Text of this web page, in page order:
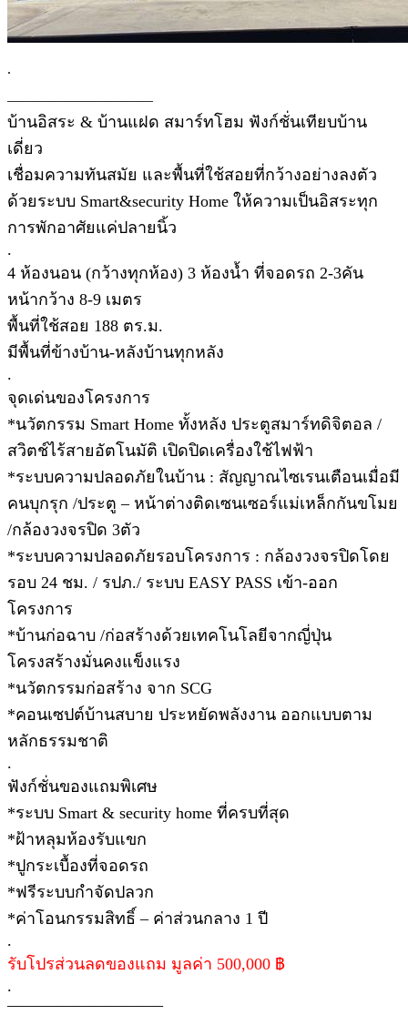
.
——————————
บ้านอิสระ & บ้านแฝด สมาร์ทโฮม ฟังก์ชั่นเทียบบ้าน
เดี่ยว
เชื่อมความทันสมัย และพื้นที่ใช้สอยที่กว้างอย่างลงตัว
ด้วยระบบ Smart&security Home ให้ความเป็นอิสระทุก
การพักอาศัยแค่ปลายนิ้ว
.
4 ห้องนอน (กว้างทุกห้อง) 3 ห้องน้ำ ที่จอดรถ 2-3คัน
หน้ากว้าง 8-9 เมตร
พื้นที่ใช้สอย 188 ตร.ม.
มีพื้นที่ข้างบ้าน-หลังบ้านทุกหลัง
.
จุดเด่นของโครงการ
*นวัตกรรม Smart Home ทั้งหลัง ประตูสมาร์ทดิจิตอล /
สวิตช์ไร้สายอัตโนมัติ เปิดปิดเครื่องใช้ไฟฟ้า
*ระบบความปลอดภัยในบ้าน : สัญญาณไซเรนเตือนเมื่อมี
คนบุกรุก /ประตู – หน้าต่างติดเซนเซอร์แม่เหล็กกันขโมย
/กล้องวงจรปิด 3ตัว
*ระบบความปลอดภัยรอบโครงการ : กล้องวงจรปิดโดย
รอบ 24 ชม. / รปภ./ ระบบ EASY PASS เข้า-ออก
โครงการ
*บ้านก่อฉาบ /ก่อสร้างด้วยเทคโนโลยีจากญี่ปุ่น
โครงสร้างมั่นคงแข็งแรง
*นวัตกรรมก่อสร้าง จาก SCG
*คอนเซปต์บ้านสบาย ประหยัดพลังงาน ออกแบบตาม
หลักธรรมชาติ
.
ฟังก์ชั่นของแถมพิเศษ
*ระบบ Smart & security home ที่ครบที่สุด
*ฝ้าหลุมห้องรับแขก
*ปูกระเบื้องที่จอดรถ
*ฟรีระบบกำจัดปลวก
*ค่าโอนกรรมสิทธิ์ – ค่าส่วนกลาง 1 ปี
.
รับโปรส่วนลดของแถม มูลค่า 500,000 ฿
.
—————————–